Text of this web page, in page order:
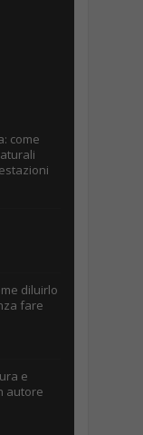
come
diluirlo
fare
e
autore